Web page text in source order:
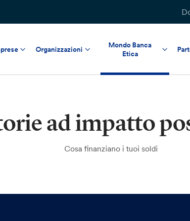
Organizzazioni
Mondo Banca
Etica
ad impatto
Cosa finanziano i tuoi soldi